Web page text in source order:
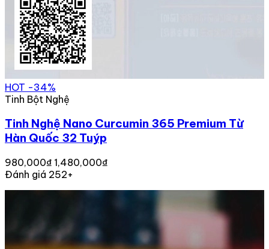
HOT -34%
Tinh Bột Nghệ
Tinh Nghệ Nano Curcumin 365 Premium Từ
Hàn Quốc 32 Tuýp
980,000₫ 1,480,000₫
Đánh giá 252+